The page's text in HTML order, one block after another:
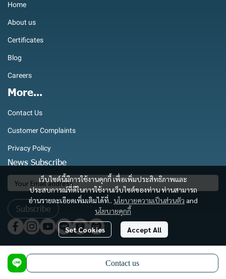
Contact us
เว็บไซต์นี้มีการใช้งานคุกกี้ เพื่อเพิ่มประสิทธิภาพและ
ประสบการณ์ที่ดีในการใช้งานเว็บไซต์ของท่าน ท่านสามารถ
อ่านรายละเอียดเพิ่มเติมได้ที่.. นโยบายความเป็นส่วนตัว and
นโยบายคุกกี้
Set Cookies Accept All
Home
About us
Certificates
Blog
Careers
More...
Contact Us
Customer Complaints
Privacy Policy
News Subscribe
Subscribe
Copyright 2025 | All Rights Reserved | Powered by Royaltec International Co., Ltd.
Powered By MakeWebEasy